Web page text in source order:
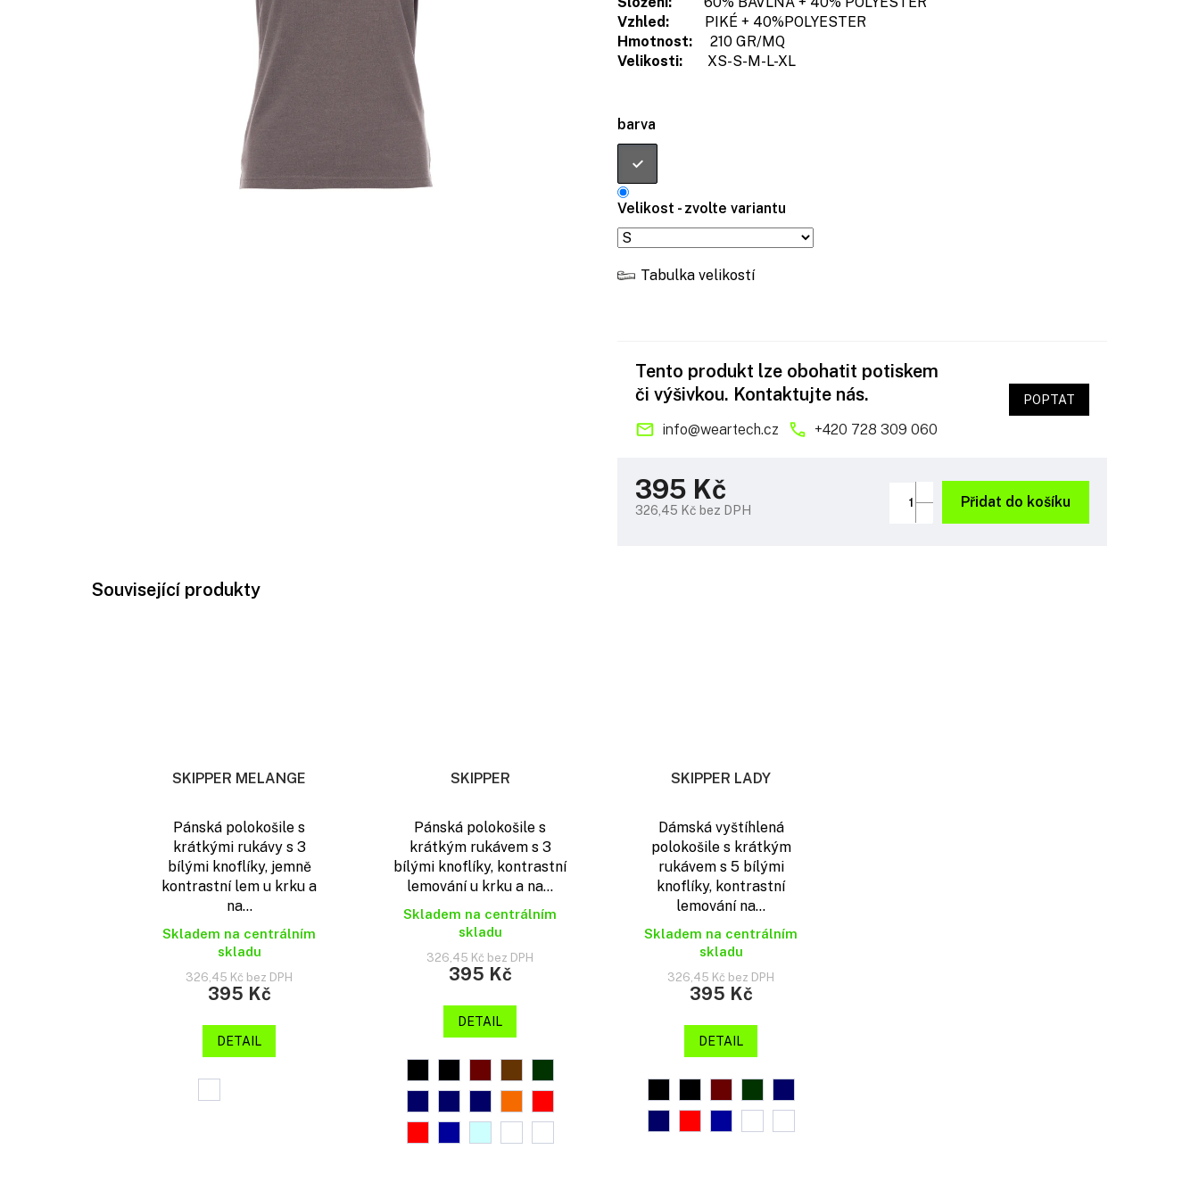
barva
Velikost - zvolte variantu
Tabulka velikostí
Vzhled:
PIKÉ + 40%POLYESTER
Hmotnost:
210 GR/MQ
Velikosti:
XS-S-M-L-XL
395 Kč
326,45 Kč bez DPH
Přidat do košíku
Tento produkt lze obohatit potiskem
či výšivkou. Kontaktujte nás.
info@weartech.cz +420 728 309 060
POPTAT
Související produkty
SKIPPER MELANGE
Pánská polokošile s
krátkými rukávy s 3
bílými knoflíky, jemně
kontrastní lem u krku a
na...
Skladem na centrálním
skladu
326,45 Kč bez DPH
395 Kč
DETAIL
SKIPPER
Pánská polokošile s
krátkým rukávem s 3
bílými knoflíky, kontrastní
lemování u krku a na...
Skladem na centrálním
skladu
326,45 Kč bez DPH
395 Kč
DETAIL
SKIPPER LADY
Dámská vyštíhlená
polokošile s krátkým
rukávem s 5 bílými
knoflíky, kontrastní
lemování na...
Skladem na centrálním
skladu
326,45 Kč bez DPH
395 Kč
DETAIL